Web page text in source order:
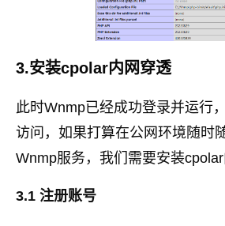
3.安装cpolar内网穿透
此时Wnmp已经成功登录并运行
访问，如果打算在公网环境随时
Wnmp服务，我们需要安装cpolar
3.1 注册账号